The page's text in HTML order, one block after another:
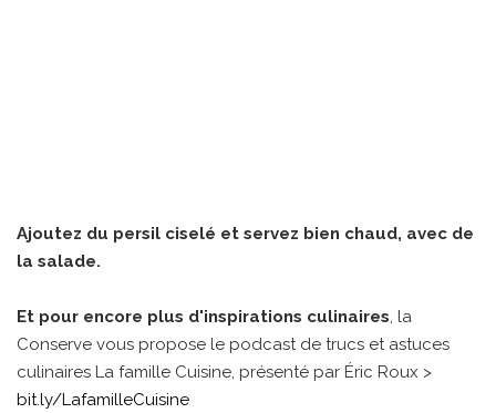
Ajoutez du persil ciselé et servez bien chaud, avec de
la salade.
Et pour encore plus d'inspirations culinaires, la
Conserve vous propose le podcast de trucs et astuces
culinaires La famille Cuisine, présenté par Éric Roux >
bit.ly/LafamilleCuisine